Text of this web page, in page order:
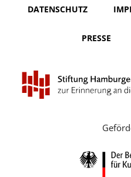
Nederlands
Português
Русский
DATENSCHUTZ
PRESSE